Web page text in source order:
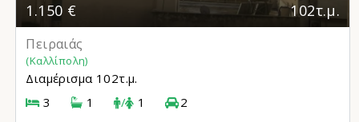
1.150 € 102τ.μ.
Πειραιάς
(Καλλίπολη)
Διαμέρισμα 102τ.μ.
3
1 / 1 2